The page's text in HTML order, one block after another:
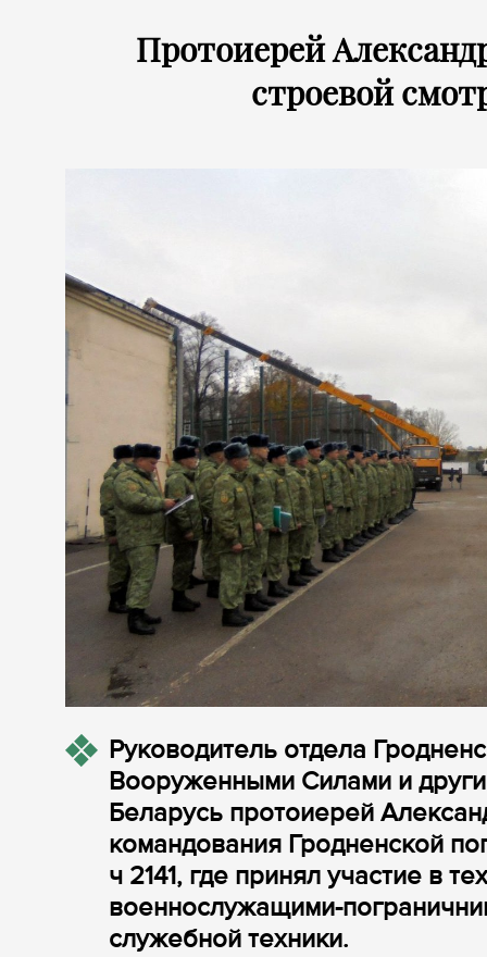
Протоиерей
строевой
Руководитель отдела
Вооруженными Силами и
Беларусь протоиерей
командования Гродненской
ч 2141, где принял участие в
военнослужащими-
служебной техники.